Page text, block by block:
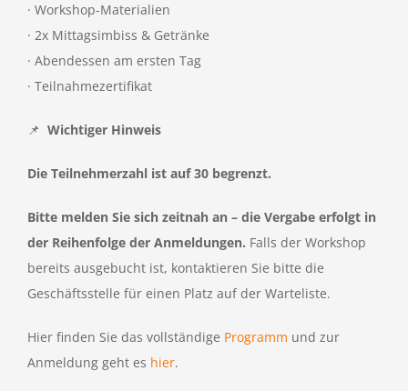
· Workshop-Materialien
· 2x Mittagsimbiss & Getränke
· Abendessen am ersten Tag
· Teilnahmezertifikat
📌 Wichtiger Hinweis
Die Teilnehmerzahl ist auf 30 begrenzt.
Bitte melden Sie sich zeitnah an – die Vergabe erfolgt in
der Reihenfolge der Anmeldungen. Falls der Workshop
bereits ausgebucht ist, kontaktieren Sie bitte die
Geschäftsstelle für einen Platz auf der Warteliste.
Hier finden Sie das vollständige Programm und zur
Anmeldung geht es hier.